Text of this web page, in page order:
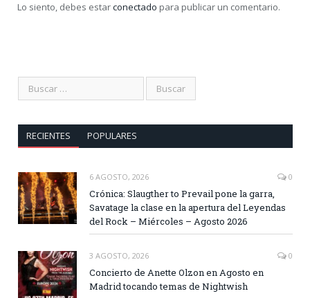
Lo siento, debes estarconectado para publicar un comentario.
RECIENTES POPULARES
6 AGOSTO, 2026 0
Crónica: Slaugther to Prevail pone la garra,
Savatage la clase en la apertura del Leyendas
del Rock – Miércoles – Agosto 2026
3 AGOSTO, 2026 0
Concierto de Anette Olzon en Agosto en
Madrid tocando temas de Nightwish